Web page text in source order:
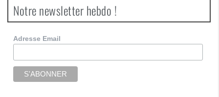
Notre newsletter hebdo !
Adresse Email